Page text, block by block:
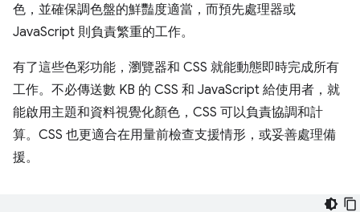
色，並確保調色盤的鮮豔度適當，而預先處理器或
JavaScript 則負責繁重的工作。
有了這些色彩功能，瀏覽器和 CSS 就能動態即時完成所有
工作。不必傳送數 KB 的 CSS 和 JavaScript 給使用者，就
能啟用主題和資料視覺化顏色，CSS 可以負責協調和計
算。CSS 也更適合在用量前檢查支援情形，或妥善處理備
援。